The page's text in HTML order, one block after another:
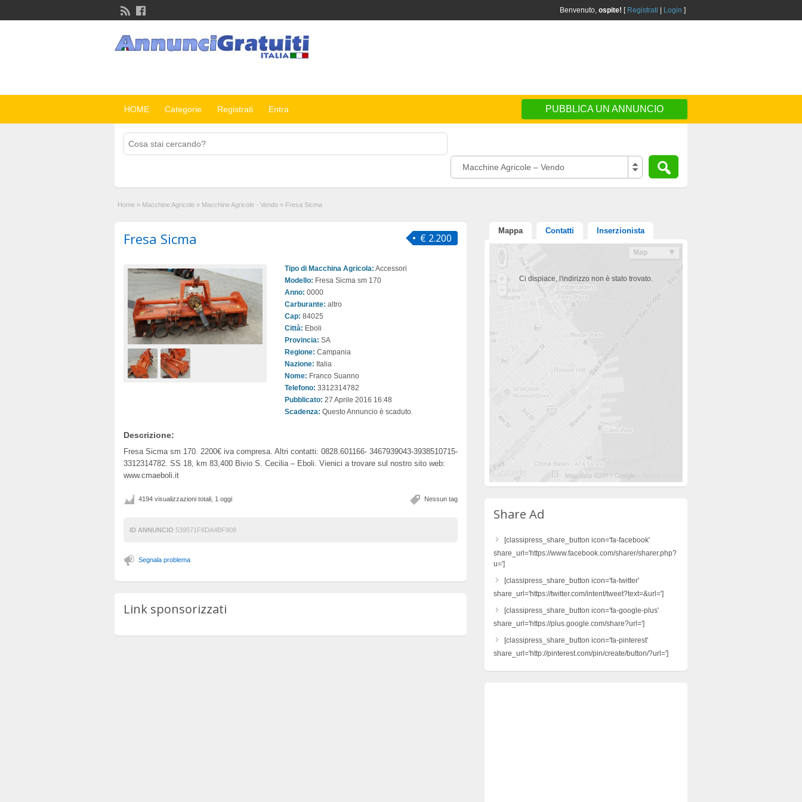
Benvenuto, ospite! [ Registrati Login ]
HOME Categorie Registrati Entra PUBBLICA UN ANNUNCIO
Macchine Agricole – Vendo
Home » Macchine Agricole » Macchine Agricole - Vendo » Fresa Sicma
€ 2.200
Fresa Sicma
Tipo di Macchina Agricola: Accessori
Modello: Fresa Sicma sm 170
Anno: 0000
Carburante: altro
Cap: 84025
Città: Eboli
Provincia: SA
Regione: Campania
Nazione: Italia
Nome: Franco Suanno
Telefono: 3312314782
Pubblicato: 27 Aprile 2016 16:48
Scadenza: Questo Annuncio è scaduto.
Descrizione:
Fresa Sicma sm 170. 2200€ iva compresa. Altri contatti: 0828.601166- 3467939043-3938510715-
3312314782. SS 18, km 83,400 Bivio S. Cecilia – Eboli. Vienici a trovare sul nostro sito web:
www.cmaeboli.it
Nessun tag
4194 visualizzazioni totali, 1 oggi
ID ANNUNCIO 539571F6DA4BF908
Segnala problema
Link sponsorizzati
Mappa Contatti Inserzionista
Ci dispiace, l'indirizzo non è stato trovato.
Share Ad
[classipress_share_button icon='fa-facebook'
share_url='https://www.facebook.com/sharer/sharer.php?
u=']
[classipress_share_button icon='fa-twitter'
share_url='https://twitter.com/intent/tweet?text=&url=']
[classipress_share_button icon='fa-google-plus'
share_url='https://plus.google.com/share?url=']
[classipress_share_button icon='fa-pinterest'
share_url='http://pinterest.com/pin/create/button/?url=']